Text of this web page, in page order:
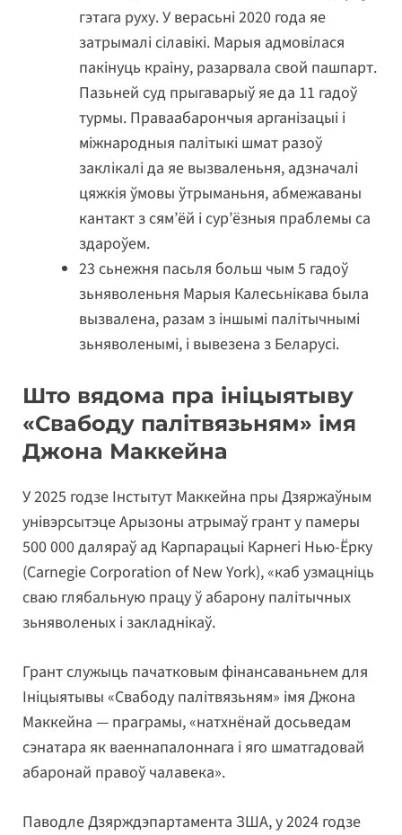
гэтага руху. У верасьні 2020 года яе
затрымалі сілавікі. Марыя адмовілася
пакінуць краіну, разарвала свой пашпарт.
Пазьней суд прыгаварыў яе да 11 гадоў
турмы. Праваабарончыя арганізацыі і
міжнародныя палітыкі шмат разоў
заклікалі да яе вызваленьня, адзначалі
цяжкія ўмовы ўтрыманьня, абмежаваны
кантакт з сям’ёй і сур’ёзныя праблемы са
здароўем.
23 сьнежня пасьля больш чым 5 гадоў
зьняволеньня Марыя Калесьнікава была
вызвалена, разам з іншымі палітычнымі
зьняволенымі, і вывезена з Беларусі.
Што вядома пра ініцыятыву
«Свабоду палітвязьням» імя
Джона Маккейна
У 2025 годзе Інстытут Маккейна пры Дзяржаўным
унівэрсытэце Арызоны атрымаў грант у памеры
500 000 даляраў ад Карпарацыі Карнегі Нью-Ёрку
(Carnegie Corporation of New York), «каб узмацніць
сваю глябальную працу ў абарону палітычных
зьняволеных і закладнікаў.
Грант служыць пачатковым фінансаваньнем для
Ініцыятывы «Свабоду палітвязьням» імя Джона
Маккейна — праграмы, «натхнёнай досьведам
сэнатара як ваеннапалоннага і яго шматгадовай
абаронай правоў чалавека».
Паводле Дзярждэпартамента ЗША, у 2024 годзе